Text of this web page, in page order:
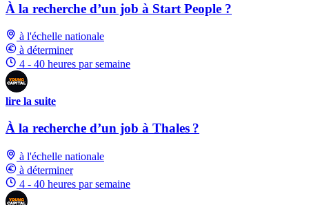
À la recherche d’un job à Start People ?
à l'échelle nationale
à déterminer
4 - 40 heures par semaine
lire la suite
À la recherche d’un job à Thales ?
à l'échelle nationale
à déterminer
4 - 40 heures par semaine